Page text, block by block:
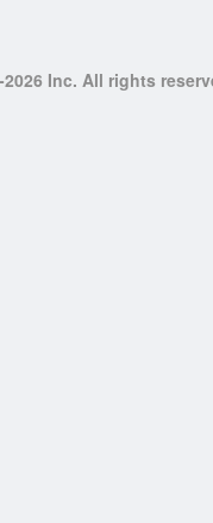
Inc. All rights